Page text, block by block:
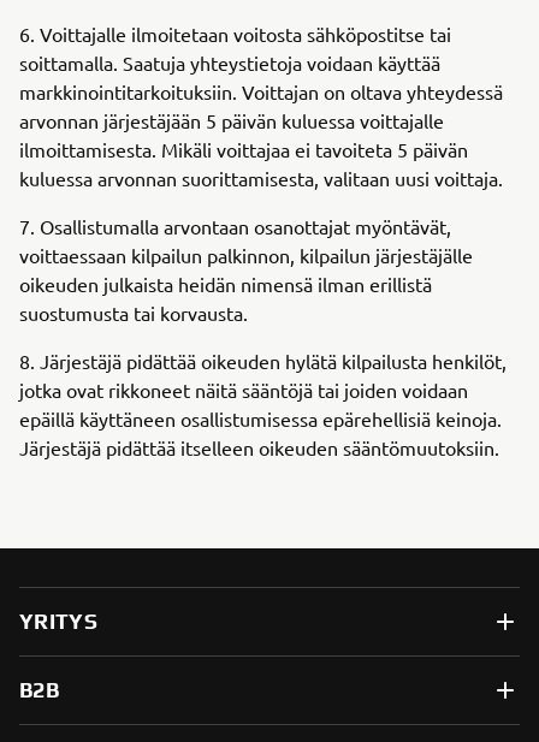
6. Voittajalle ilmoitetaan voitosta sähköpostitse tai
soittamalla. Saatuja yhteystietoja voidaan käyttää
markkinointitarkoituksiin. Voittajan on oltava yhteydessä
arvonnan järjestäjään 5 päivän kuluessa voittajalle
ilmoittamisesta. Mikäli voittajaa ei tavoiteta 5 päivän
kuluessa arvonnan suorittamisesta, valitaan uusi voittaja.
7. Osallistumalla arvontaan osanottajat myöntävät,
voittaessaan kilpailun palkinnon, kilpailun järjestäjälle
oikeuden julkaista heidän nimensä ilman erillistä
suostumusta tai korvausta.
8. Järjestäjä pidättää oikeuden hylätä kilpailusta henkilöt,
jotka ovat rikkoneet näitä sääntöjä tai joiden voidaan
epäillä käyttäneen osallistumisessa epärehellisiä keinoja.
Järjestäjä pidättää itselleen oikeuden sääntömuutoksiin.
YRITYS
B2B